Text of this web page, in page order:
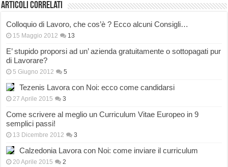
Articoli correlati
Colloquio di Lavoro, che cos’è ? Ecco alcuni Consigli…
15 Maggio 2012 13
E’ stupido proporsi ad un’ azienda gratuitamente o sottopagati pur
di Lavorare?
5 Giugno 2012 5
Tezenis Lavora con Noi: ecco come candidarsi
27 Aprile 2015 3
Come scrivere al meglio un Curriculum Vitae Europeo in 9
semplici passi!
13 Dicembre 2012 3
Calzedonia Lavora con Noi: come inviare il curriculum
20 Aprile 2015 2